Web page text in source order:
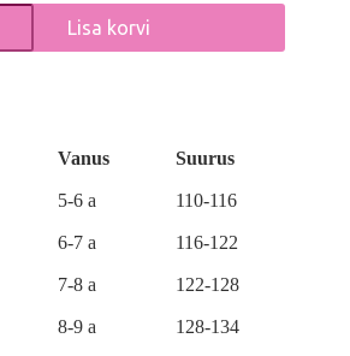
Lisa korvi
Vanus Suurus
5-6 a 110-116
6-7 a 116-122
7-8 a 122-128
8-9 a 128-134